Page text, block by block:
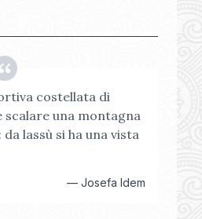
costellata di
una montagna
lassù si ha una vista
— Josefa Idem